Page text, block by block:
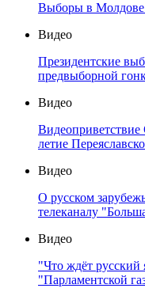
Выборы в
Видео
Президентские
предвыборной
Видео
летие
Видео
О русском
телеканалу
Видео
"Что ждёт русский
"Парламентской